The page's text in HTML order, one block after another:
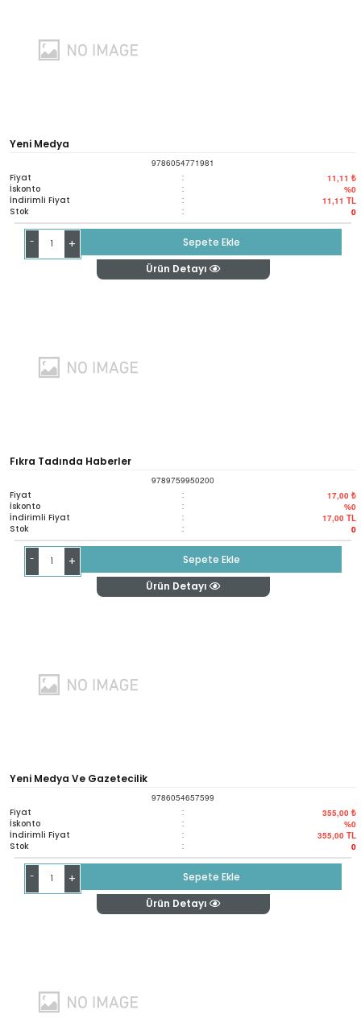
Yeni Medya
9786054771981
Fiyat : 11,11 ₺
İskonto : %0
İndirimli Fiyat : 11,11 TL
Stok : 0
- +
Sepete Ekle
Ürün Detayı
Fıkra Tadında Haberler
9789759950200
Fiyat : 17,00 ₺
İskonto : %0
İndirimli Fiyat : 17,00 TL
Stok : 0
- +
Sepete Ekle
Ürün Detayı
Yeni Medya Ve Gazetecilik
9786054657599
Fiyat : 355,00 ₺
İskonto : %0
İndirimli Fiyat : 355,00 TL
Stok : 0
- +
Sepete Ekle
Ürün Detayı